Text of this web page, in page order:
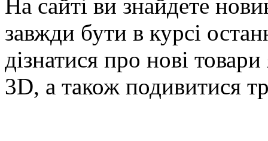
На сайті ви знайдете
завжди бути в курсі
дізнатися про нові
3D, а також подивитися